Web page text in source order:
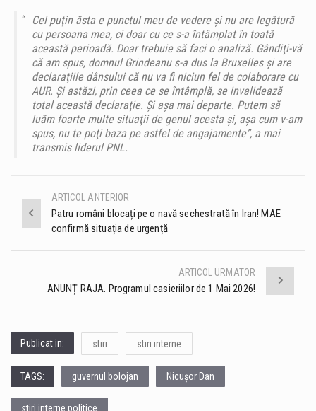
Cel puţin ăsta e punctul meu de vedere şi nu are legătură
cu persoana mea, ci doar cu ce s-a întâmplat în toată
această perioadă. Doar trebuie să faci o analiză. Gândiţi-vă
că am spus, domnul Grindeanu s-a dus la Bruxelles şi are
declaraţiile dânsului că nu va fi niciun fel de colaborare cu
AUR. Şi astăzi, prin ceea ce se întâmplă, se invalidează
total această declaraţie. Şi aşa mai departe. Putem să
luăm foarte multe situaţii de genul acesta şi, aşa cum v-am
spus, nu te poţi baza pe astfel de angajamente”, a mai
transmis liderul PNL.
Post
navigation
ARTICOL ANTERIOR
Patru români blocați pe o navă sechestrată în Iran! MAE
confirmă situația de urgență
ARTICOL URMATOR
ANUNȚ RAJA. Programul casieriilor de 1 Mai 2026!
Publicat in: stiri stiri interne
TAGS: guvernul bolojan Nicușor Dan
stiri interne politice